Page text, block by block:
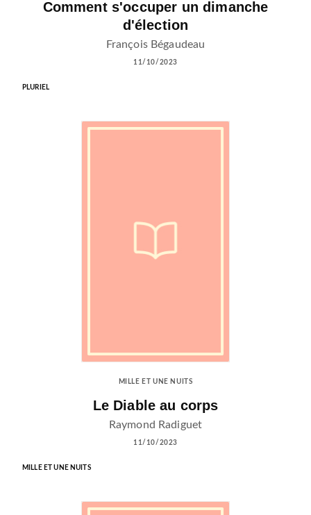
Comment s'occuper un dimanche
d'élection
François Bégaudeau
11/10/2023
PLURIEL
MILLE ET UNE NUITS
Le Diable au corps
Raymond Radiguet
11/10/2023
MILLE ET UNE NUITS